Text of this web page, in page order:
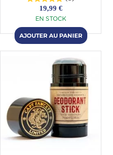
19,99 €
EN STOCK